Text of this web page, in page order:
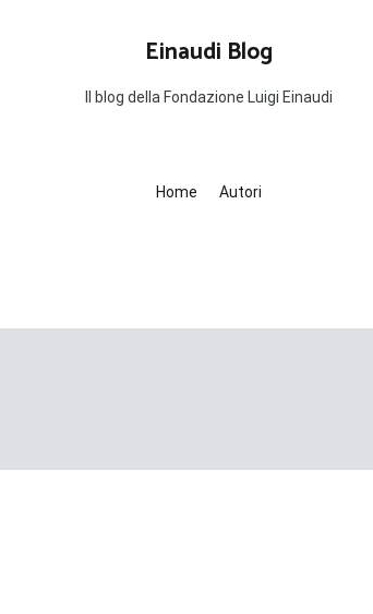
Einaudi Blog
Il blog della Fondazione Luigi Einaudi
Home Autori